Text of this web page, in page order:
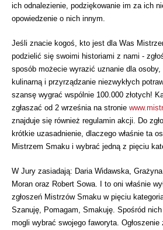
ich odnalezienie, podziękowanie im za ich
opowiedzenie o nich innym.
Jeśli znacie kogoś, kto jest dla Was
podzielić się swoimi historiami z nami -
sposób możecie wyrazić uznanie dla
kulinarną i przyrządzanie niezwykłych
szansę wygrać wspólnie 100.000 złotych!
zgłaszać od 2 września na stronie
znajduje się również regulamin akcji. Do
krótkie uzasadnienie, dlaczego właśnie ta
Mistrzem Smaku i wybrać jedną z pięciu
W Jury zasiadają: Daria Widawska,
Moran oraz Robert Sowa. I to oni właśnie
zgłoszeń Mistrzów Smaku w pięciu
Szanuję, Pomagam, Smakuję. Spośród
mogli wybrać swojego faworyta.